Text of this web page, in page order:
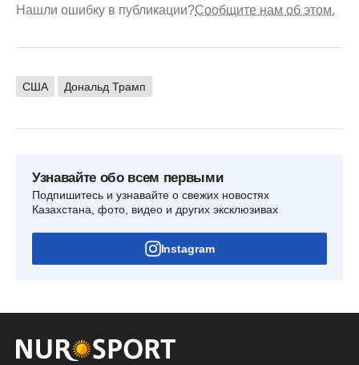
Нашли ошибку в публикации?Сообщите нам об этом.
США Дональд Трамп
Узнавайте обо всем первыми
Подпишитесь и узнавайте о свежих новостях
Казахстана, фото, видео и других эксклюзивах
Instagram